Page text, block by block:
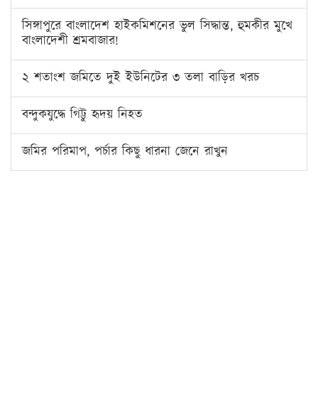
সিঙ্গাপুরে বাংলাদেশ হাইকমিশনের ভুল সিদ্ধান্ত, হুমকীর মুখে
বাংলাদেশী শ্রমবাজার!
২ শতাংশ জমিতে দুই ইউনিটের ৩ তলা বাড়ির খরচ
বন্দুকযুদ্ধে গিট্টু হৃদয় নিহত
জমির পরিমাপ, পর্চার কিছু ধারনা জেনে রাখুন